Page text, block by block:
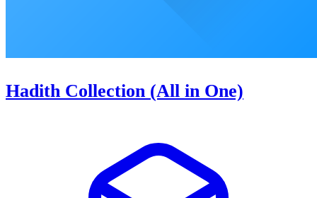
Hadith Collection (All in One)